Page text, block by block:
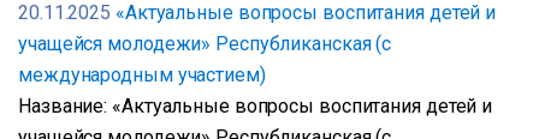
20.11.2025 «Актуальные вопросы воспитания детей и
учащейся молодежи» Республиканская (с
международным участием)
Название: «Актуальные вопросы воспитания детей и